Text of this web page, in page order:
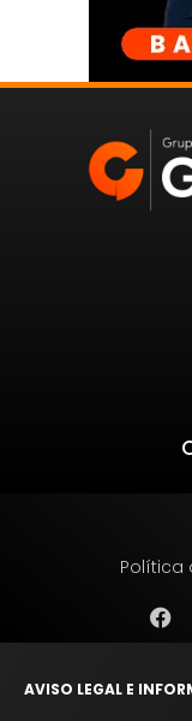
Política
AVISO LEGAL E